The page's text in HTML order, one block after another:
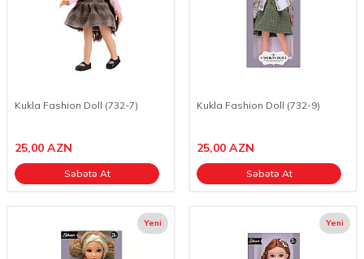
Kukla Fashion Doll (732-7)
25,00 AZN
Səbətə At
Kukla Fashion Doll (732-9)
25,00 AZN
Səbətə At
Yeni Yeni